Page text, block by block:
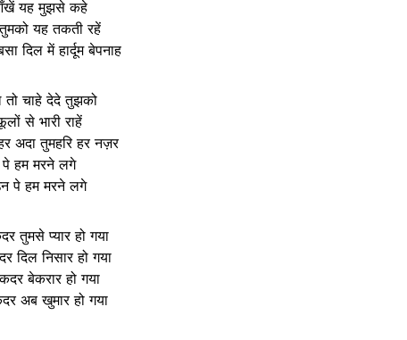
यह मुझसे कहे
यह तकती रहें
दिल में हार्दूम बेपनाह
तो चाहे देदे तुझको
से भारी राहें
हर अदा तुमहरि हर नज़र
पे हम मरने लगे
पे हम मरने लगे
तुमसे प्यार हो गया
दिल निसार हो गया
बेकरार हो गया
अब खुमार हो गया